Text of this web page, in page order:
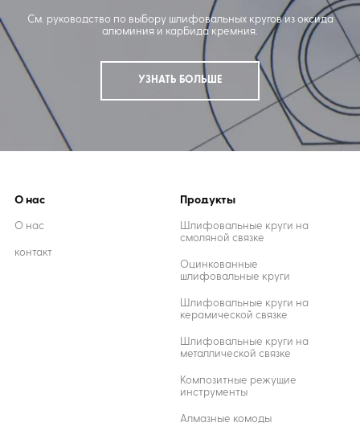
См. руководство по выбору шлифовальных кругов из оксида
алюминия и карбида кремния.
УЗНАТЬ БОЛЬШЕ
О нас
О нас
контакт
Продукты
Шлифовальные круги на
смоляной связке
Оцинкованные
шлифовальные круги
Шлифовальные круги на
керамической связке
Шлифовальные круги на
металлической связке
Композитные режущие
инструменты
Алмазные комоды